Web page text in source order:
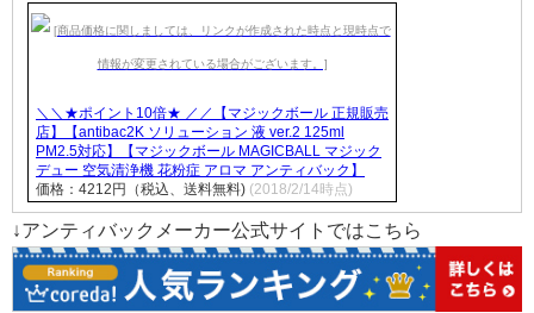
＼＼★ポイント10倍★ ／／【マジックボール 正規販売
店】【antibac2K ソリューション 液 ver.2 125ml
PM2.5対応】【マジックボール MAGICBALL マジック
デュー 空気清浄機 花粉症 アロマ アンティバック】
価格：4212円（税込、送料無料) (2018/2/14時点)
↓アンティバックメーカー公式サイトではこちら